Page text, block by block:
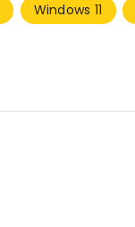
Windows 11